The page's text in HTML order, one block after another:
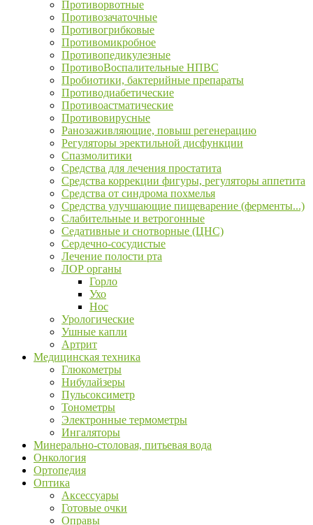
Противорвотные
Противозачаточные
Противогрибковые
Противомикробное
Противопедикулезные
ПротивоВоспалительные НПВС
Пробиотики, бактерийные препараты
Противодиабетические
Противоастматические
Противовирусные
Ранозаживляющие, повыш регенерацию
Регуляторы эректильной дисфункции
Спазмолитики
Средства для лечения простатита
Средства коррекции фигуры, регуляторы аппетита
Средства от синдрома похмелья
Средства улучшающие пищеварение (ферменты...)
Слабительные и ветрогонные
Седативные и снотворные (ЦНС)
Сердечно-сосудистые
Лечение полости рта
ЛОР органы
Горло
Ухо
Нос
Урологические
Ушные капли
Артрит
Медицинская техника
Глюкометры
Нибулайзеры
Пульсоксиметр
Тонометры
Электронные термометры
Ингаляторы
Минерально-столовая, питьевая вода
Онкология
Ортопедия
Оптика
Аксессуары
Готовые очки
Оправы